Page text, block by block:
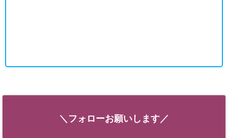
＼フォローお願いします／